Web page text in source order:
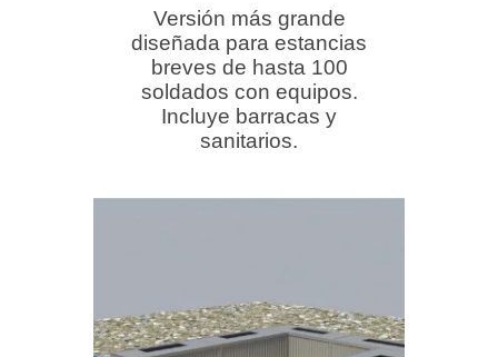
Versión más grande
diseñada para estancias
breves de hasta 100
soldados con equipos.
Incluye barracas y
sanitarios.